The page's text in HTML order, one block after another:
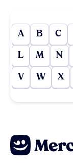
A B C
L M N
V W X